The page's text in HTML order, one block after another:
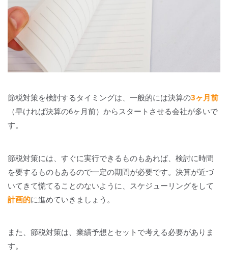
節税対策を検討するタイミングは、一般的には決算の3ヶ月前
（早ければ決算の6ヶ月前）からスタートさせる会社が多いで
す。
節税対策には、すぐに実行できるものもあれば、検討に時間
を要するものもあるので一定の期間が必要です。決算が近づ
いてきて慌てることのないように、スケジューリングをして
計画的に進めていきましょう。
また、節税対策は、業績予想とセットで考える必要がありま
す。